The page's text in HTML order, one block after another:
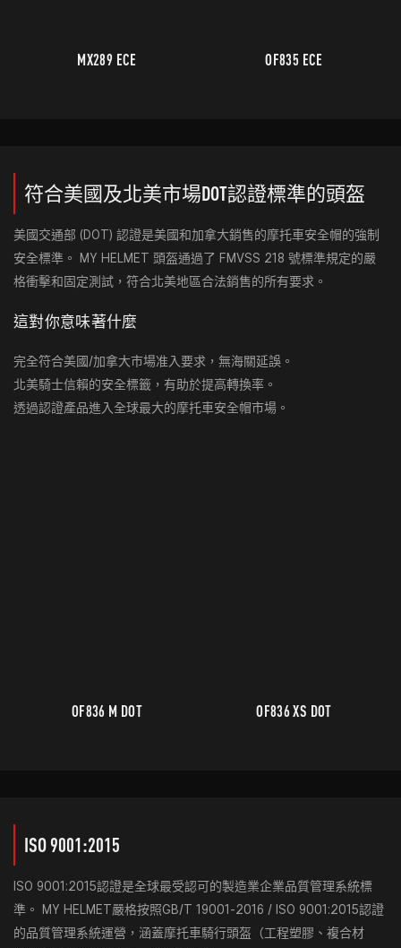
MX289 ECE OF835 ECE
符合美國及北美市場DOT認證標準的頭盔
美國交通部 (DOT) 認證是美國和加拿大銷售的摩托車安全帽的強制
安全標準。 MY HELMET 頭盔通過了 FMVSS 218 號標準規定的嚴
格衝擊和固定測試，符合北美地區合法銷售的所有要求。
這對你意味著什麼
完全符合美國/加拿大市場准入要求，無海關延誤。
北美騎士信賴的安全標籤，有助於提高轉換率。
透過認證產品進入全球最大的摩托車安全帽市場。
OF836 M DOT OF836 XS DOT
ISO 9001:2015
ISO 9001:2015認證是全球最受認可的製造業企業品質管理系統標
準。 MY HELMET嚴格按照GB/T 19001-2016 / ISO 9001:2015認證
的品質管理系統運營，涵蓋摩托車騎行頭盔（工程塑膠、複合材